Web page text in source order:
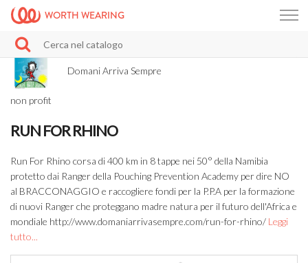
WORTH WEARING
Domani Arriva Sempre
non profit
RUN FOR RHINO
Run For Rhino corsa di 400 km in 8 tappe nei 50° della Namibia
protetto dai Ranger della Pouching Prevention Academy per dire NO
al BRACCONAGGIO e raccogliere fondi per la P.P.A per la formazione
di nuovi Ranger che proteggano madre natura per il futuro dell'Africa e
mondiale http://www.domaniarrivasempre.com/run-for-rhino/ Leggi
tutto...